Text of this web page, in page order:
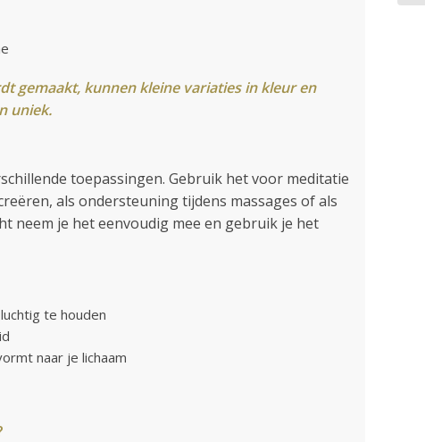
gemaakt, kunnen kleine variaties in kleur en
uniek.
toepassingen. Gebruik het voor meditatie
als ondersteuning tijdens massages of als
neem je het eenvoudig mee en gebruik je het
te houden
naar je lichaam